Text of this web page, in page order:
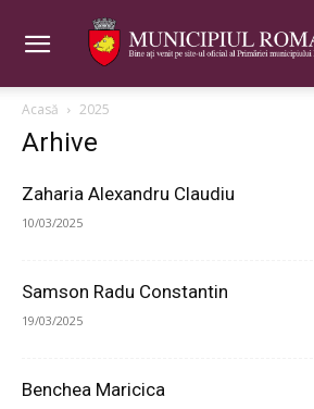
Acasă 2025
Arhive
Zaharia Alexandru Claudiu
10/03/2025
Samson Radu Constantin
19/03/2025
Benchea Maricica